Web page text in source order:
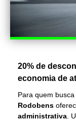
20% de
economia de
Para quem
Rodobens
administrativa .